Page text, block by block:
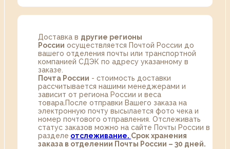
Доставка в другие регионы
России осуществляется Почтой России до
вашего отделения почты или транспортной
компанией СДЭК по адресу указанному в
заказе.
Почта России - стоимость доставки
рассчитывается нашими менеджерами и
зависит от региона России и веса
товара.После отправки Вашего заказа на
электронную почту высылается фото чека и
номер почтового отправления. Отслеживать
статус заказов можно на сайте Почты России в
разделе oтслеживание. Срок хранения
заказа в отделении Почты России – 30 дней.